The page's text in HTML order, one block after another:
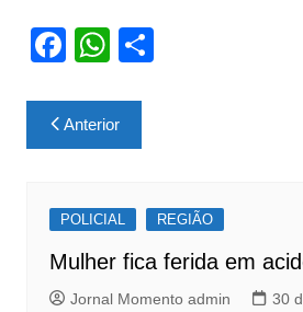
F
c
e
o
o
k
W
at
s
p
p
S
Navegação
de
Anterior
POLICIAL REGIÃO
Mulher fica ferida em
Jornal Momento admin 30